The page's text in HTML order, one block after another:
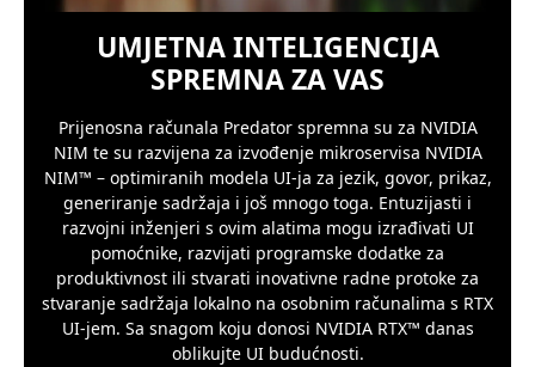
UMJETNA INTELIGENCIJA
SPREMNA ZA VAS
Prijenosna računala Predator spremna su za NVIDIA
NIM te su razvijena za izvođenje mikroservisa NVIDIA
NIM™ – optimiranih modela UI-ja za jezik, govor, prikaz,
generiranje sadržaja i još mnogo toga. Entuzijasti i
razvojni inženjeri s ovim alatima mogu izrađivati UI
pomoćnike, razvijati programske dodatke za
produktivnost ili stvarati inovativne radne protoke za
stvaranje sadržaja lokalno na osobnim računalima s RTX
UI-jem. Sa snagom koju donosi NVIDIA RTX™ danas
oblikujte UI budućnosti.